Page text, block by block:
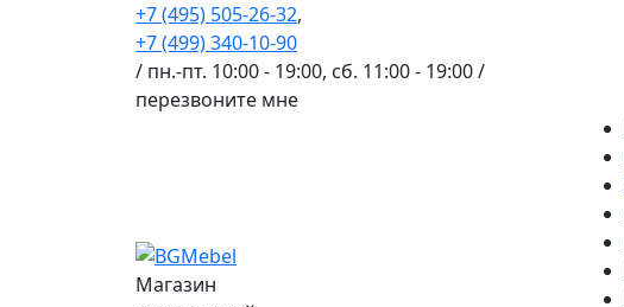
+7 (495) 505-26-32,
+7 (499) 340-10-90
/ пн.-пт. 10:00 - 19:00, сб. 11:00 - 19:00 /
перезвоните мне
Магазин